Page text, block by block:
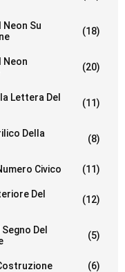
Neon Su
(18)
Neon
(20)
Lettera Del
(11)
Della
(8)
Civico (11)
Del
(12)
Del
(5)
(6)